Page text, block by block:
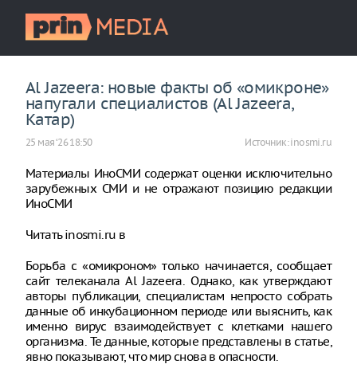
Al Jazeera: новые факты об «омикроне»
напугали специалистов (Al Jazeera,
Катар)
25 мая ‘26 18:50 Источник:inosmi.ru
Материалы ИноСМИ содержат оценки исключительно
зарубежных СМИ и не отражают позицию редакции
ИноСМИ
Читать inosmi.ru в
Борьба с «омикроном» только начинается, сообщает
сайт телеканала Al Jazeera. Однако, как утверждают
авторы публикации, специалистам непросто собрать
данные об инкубационном периоде или выяснить, как
именно вирус взаимодействует с клетками нашего
организма. Те данные, которые представлены в статье,
явно показывают, что мир снова в опасности.